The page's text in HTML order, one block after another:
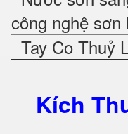
công nghệ sơn
Tay Co Thuỷ
Kích